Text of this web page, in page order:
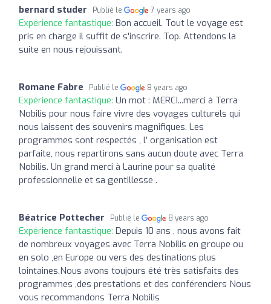
bernard studer Publié le 7 years ago
Expérience fantastique: Bon accueil. Tout le voyage est
pris en charge il suffit de s'inscrire. Top. Attendons la
suite en nous rejouissant.
Romane Fabre Publié le 8 years ago
Expérience fantastique: Un mot : MERCI...merci à Terra
Nobilis pour nous faire vivre des voyages culturels qui
nous laissent des souvenirs magnifiques. Les
programmes sont respectés , l’ organisation est
parfaite, nous repartirons sans aucun doute avec Terra
Nobilis. Un grand merci à Laurine pour sa qualité
professionnelle et sa gentillesse .
Béatrice Pottecher Publié le 8 years ago
Expérience fantastique: Depuis 10 ans , nous avons fait
de nombreux voyages avec Terra Nobilis en groupe ou
en solo ,en Europe ou vers des destinations plus
lointaines.Nous avons toujours été très satisfaits des
programmes ,des prestations et des conférenciers Nous
vous recommandons Terra Nobilis